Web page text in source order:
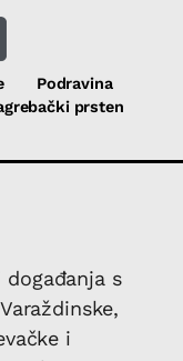
Podravina
prsten
s
i